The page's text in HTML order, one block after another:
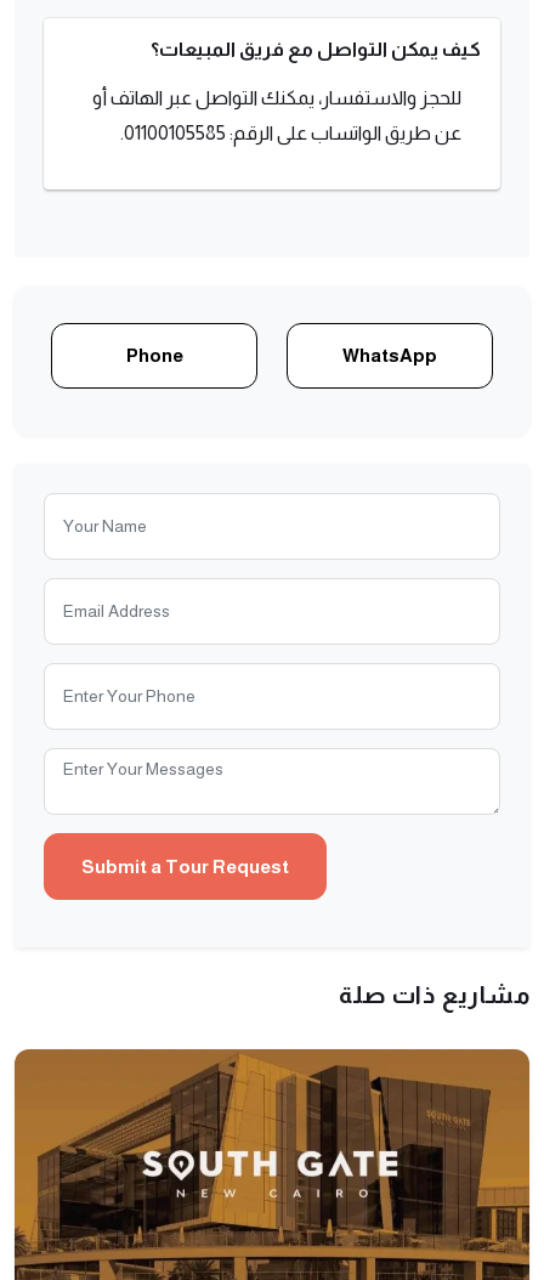
كيف يمكن التواصل مع فريق المبيعات؟
للحجز والاستفسار، يمكنك التواصل عبر الهاتف أو
عن طريق الواتساب على الرقم: 01100105585.
WhatsApp
Phone
مشاريع ذات صلة